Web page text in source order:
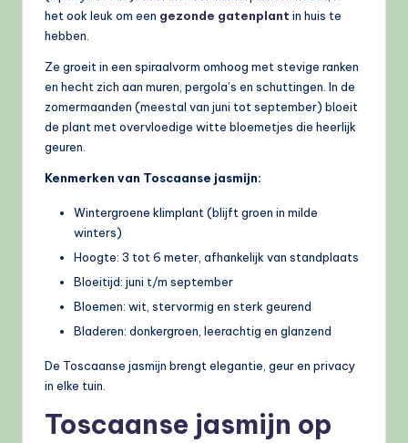
het ook leuk om een gezonde gatenplant in huis te
hebben.
Ze groeit in een spiraalvorm omhoog met stevige ranken
en hecht zich aan muren, pergola’s en schuttingen. In de
zomermaanden (meestal van juni tot september) bloeit
de plant met overvloedige witte bloemetjes die heerlijk
geuren.
Kenmerken van Toscaanse jasmijn:
Wintergroene klimplant (blijft groen in milde
winters)
Hoogte: 3 tot 6 meter, afhankelijk van standplaats
Bloeitijd: juni t/m september
Bloemen: wit, stervormig en sterk geurend
Bladeren: donkergroen, leerachtig en glanzend
De Toscaanse jasmijn brengt elegantie, geur en privacy
in elke tuin.
Toscaanse jasmijn op